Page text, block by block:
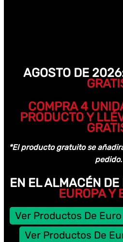
AGOSTO DE
COMPRA 4
PRODUCTO Y
*El producto gratuito se
pedido.
EN EL ALMACÉN
EUROPA Y
Ver Productos De Euro
Ver Productos De